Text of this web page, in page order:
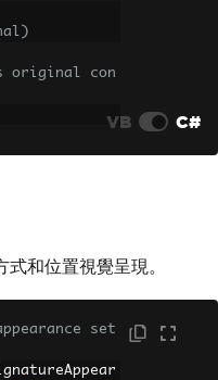
original con
VB C#
和位置視覺呈現。
set